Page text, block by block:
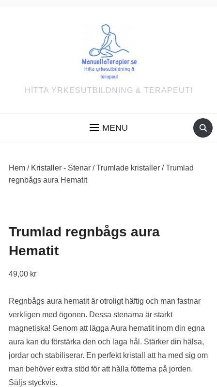
HITTA YRKESUTBILDNING & TERAPEUT!
MENU
Hem/ Kristaller - Stenar/Trumlade kristaller/ Trumlad
regnbågs aura Hematit
Trumlad regnbågs aura
Hematit
49,00 kr
Regnbågs aura hematit är otroligt häftig och man fastnar
verkligen med ögonen. Dessa stenarna är starkt
magnetiska! Genom att lägga Aura hematit inom din egna
aura kan du förstärka den och laga hål. Stärker din hälsa,
jordar och stabiliserar. En perfekt kristall att ha med sig om
man behöver extra stöd för att hålla fötterna på jorden.
Säljs styckvis.